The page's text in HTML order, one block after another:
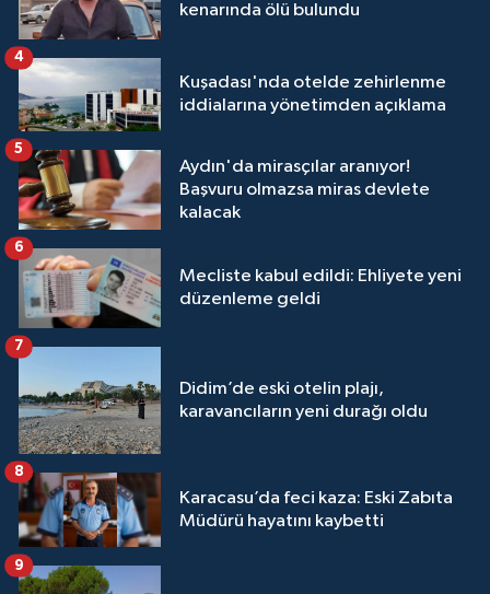
kenarında ölü bulundu
Kuşadası'nda otelde zehirlenme
iddialarına yönetimden açıklama
4
Aydın'da mirasçılar aranıyor!
Başvuru olmazsa miras devlete
kalacak
5
Mecliste kabul edildi: Ehliyete yeni
düzenleme geldi
6
Didim’de eski otelin plajı,
karavancıların yeni durağı oldu
7
Karacasu’da feci kaza: Eski Zabıta
Müdürü hayatını kaybetti
8
9